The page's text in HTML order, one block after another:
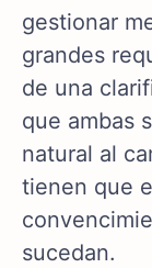
gestionar
grandes
de una
que ambas
natural al
tienen que
sucedan.